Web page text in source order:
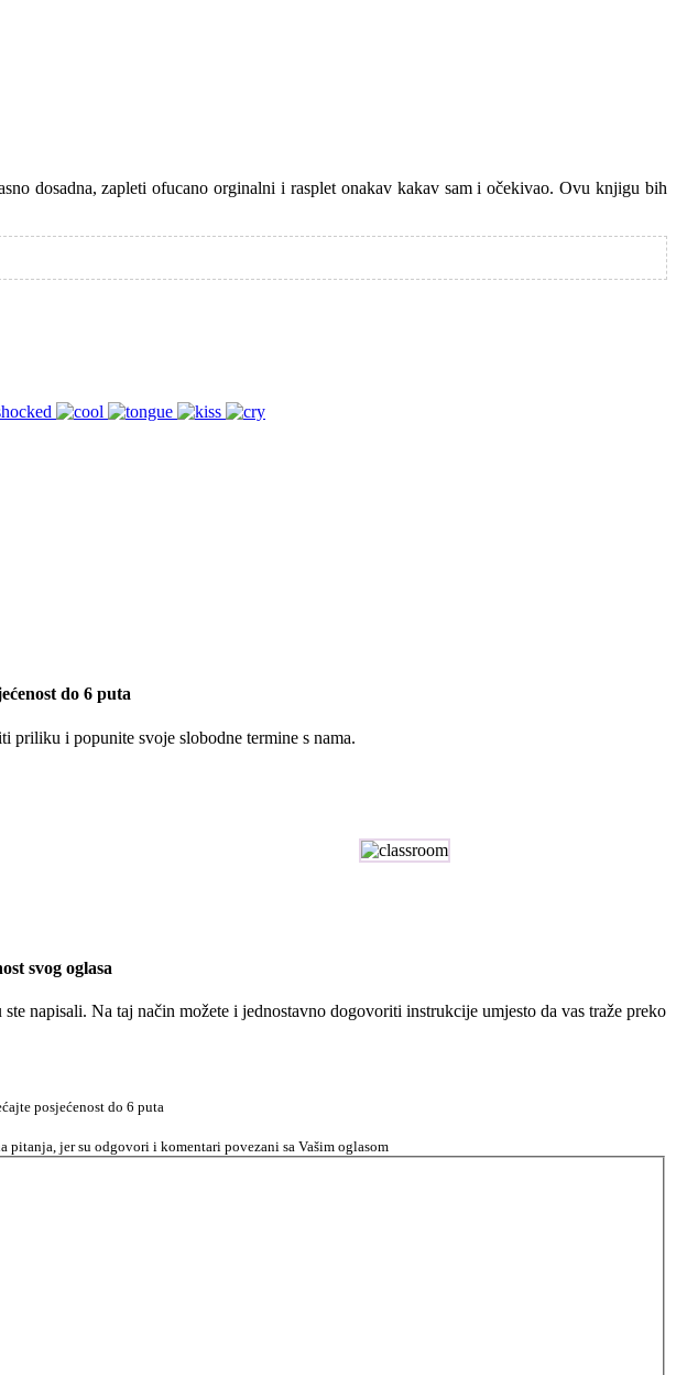
dosadna, zapleti ofucano orginalni i rasplet onakav kakav sam i očekivao. Ovu knjigu bih
do 6 puta
priliku i popunite svoje slobodne termine s nama.
svog oglasa
napisali. Na taj način možete i jednostavno dogovoriti instrukcije umjesto da vas traže preko
posjećenost do 6 puta
pitanja, jer su odgovori i komentari povezani sa Vašim oglasom